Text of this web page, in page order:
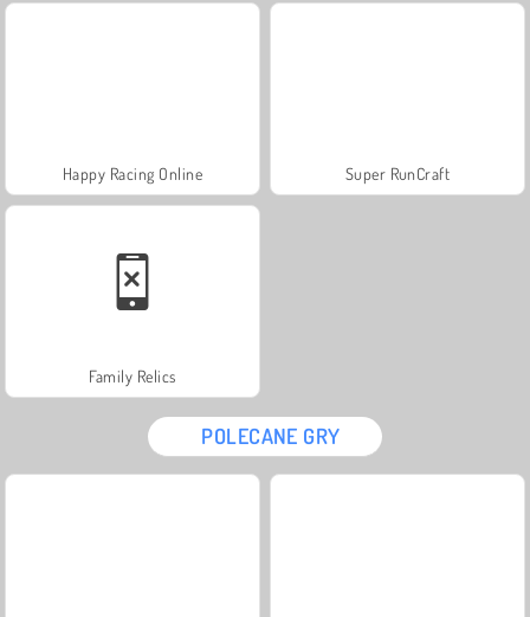
Happy Racing Online Super RunCraft
Family Relics
POLECANE GRY